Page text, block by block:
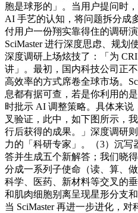
胞是球形的」。当用户提问时
AI 手艺的认知，将问题拆分成
付用户一份翔实靠得住的调研
SciMaster 进行深度思虑、规划
深度调研上场炫技了：「为
讲」。最初，国内科技公司正
高效率的方式席卷全球市场。
息都有据可查，若是你利用的
时批示 AI 调整策略。具体来
叉验证，此中，如下图所示，
行后获得的成果。」深度调研则
力的「科研专家」。（3）沉写
答并生成五个新解答；我们晓
分成一系列子使命（读、算、
科学、医药、新材料等交叉的
和肌肉细胞别离呈现星形分支
当 SciMaster 再进一步进化，